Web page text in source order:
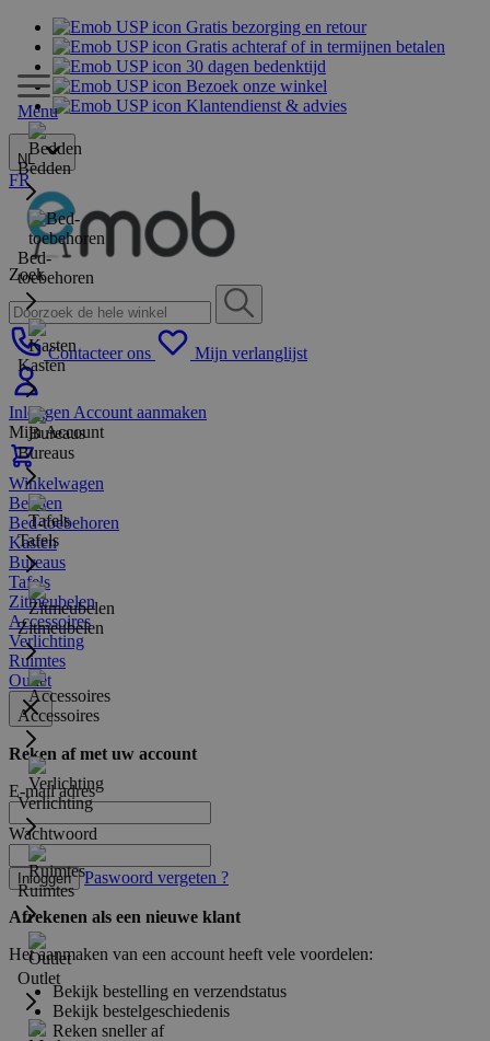
Gratis bezorging en retour
Gratis achteraf of in termijnen betalen
30 dagen bedenktijd
Bezoek onze winkel
Klantendienst & advies
NL
FR
Zoek
Contacteer ons Mijn verlanglijst
Inloggen Account aanmaken
Mijn Account
Winkelwagen
Menu
Bedden
Bed-
toebehoren
Kasten
Bureaus
Tafels
Zitmeubelen
Accessoires
Verlichting
Ruimtes
Outlet
Bedden
Bed-toebehoren
Kasten
Bureaus
Tafels
Zitmeubelen
Accessoires
Verlichting
Ruimtes
Outlet
Reken af met uw account
E-mail adres
Wachtwoord
Inloggen Paswoord vergeten ?
Afrekenen als een nieuwe klant
Het aanmaken van een account heeft vele voordelen:
Bekijk bestelling en verzendstatus
Bekijk bestelgeschiedenis
Reken sneller af